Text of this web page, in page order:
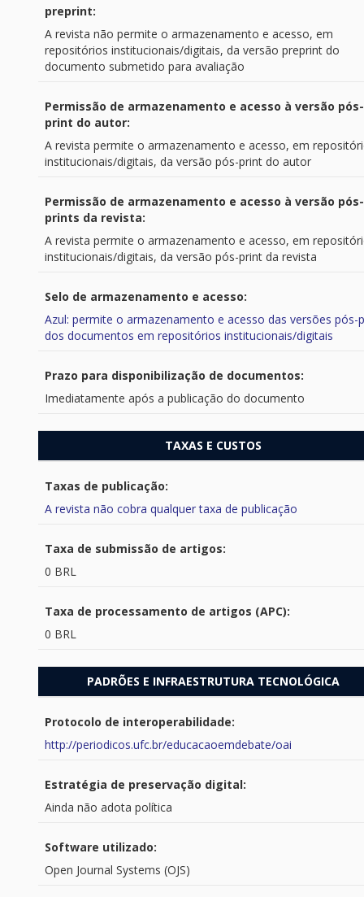
preprint:
A revista não permite o armazenamento e acesso, em
repositórios institucionais/digitais, da versão preprint do
documento submetido para avaliação
Permissão de armazenamento e acesso à versão pós-
print do autor:
A revista permite o armazenamento e acesso, em
institucionais/digitais, da versão pós-print do autor
Permissão de armazenamento e acesso à versão pós-
prints da revista:
A revista permite o armazenamento e acesso, em
institucionais/digitais, da versão pós-print da revista
Selo de armazenamento e acesso:
Azul: permite o armazenamento e acesso das versões pós-
dos documentos em repositórios institucionais/digitais
Prazo para disponibilização de documentos:
Imediatamente após a publicação do documento
TAXAS E CUSTOS
Taxas de publicação:
A revista não cobra qualquer taxa de publicação
Taxa de submissão de artigos:
0 BRL
Taxa de processamento de artigos (APC):
0 BRL
PADRÕES E INFRAESTRUTURA TECNOLÓGICA
Protocolo de interoperabilidade:
http://periodicos.ufc.br/educacaoemdebate/oai
Estratégia de preservação digital:
Ainda não adota política
Software utilizado:
Open Journal Systems (OJS)